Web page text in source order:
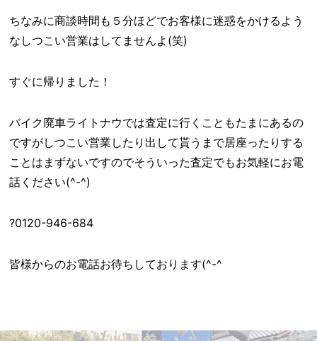
ちなみに商談時間も５分ほどでお客様に迷惑をかけるよう
なしつこい営業はしてませんよ(笑)
すぐに帰りました！
バイク廃車ライトナウでは査定に行くこともたまにあるの
ですがしつこい営業したり出して貰うまで居座ったりする
ことはまずないですのでそういった査定でもお気軽にお電
話ください(^-^)
?0120-946-684
皆様からのお電話お待ちしております(^-^ゞ